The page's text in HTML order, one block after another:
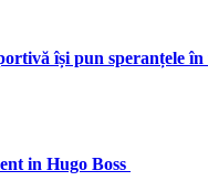
își pun speranțele
in Hugo Boss